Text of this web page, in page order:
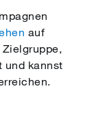
auf
und kannst